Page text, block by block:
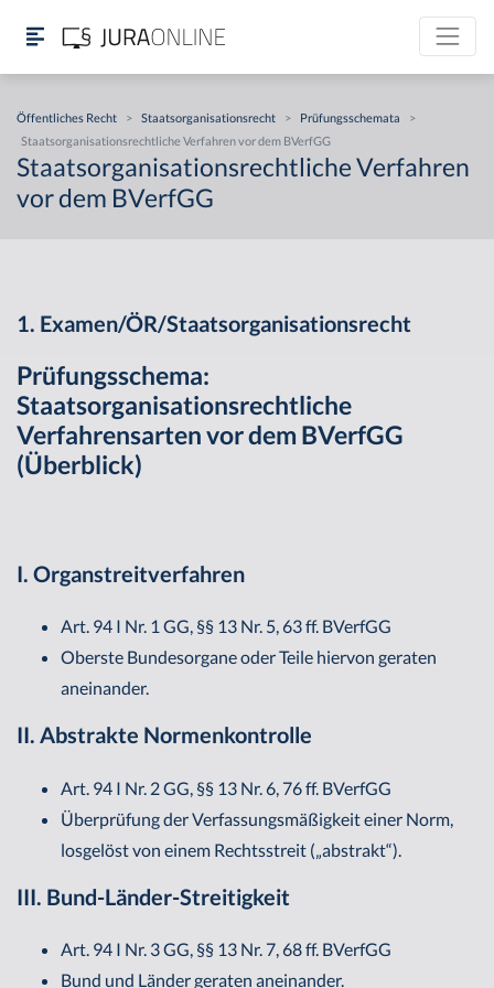
Öffentliches Recht > Staatsorganisationsrecht > Prüfungsschemata
>
Staatsorganisationsrechtliche Verfahren vor dem BVerfGG
Staatsorganisationsrechtliche Verfahren
vor dem BVerfGG
1. Examen/ÖR/Staatsorganisationsrecht
Prüfungsschema:
Staatsorganisationsrechtliche
Verfahrensarten vor dem BVerfGG
(Überblick)
I. Organstreitverfahren
Art. 94 I Nr. 1 GG, §§ 13 Nr. 5, 63 ff. BVerfGG
Oberste Bundesorgane oder Teile hiervon geraten
aneinander.
II. Abstrakte Normenkontrolle
Art. 94 I Nr. 2 GG, §§ 13 Nr. 6, 76 ff. BVerfGG
Überprüfung der Verfassungsmäßigkeit einer Norm,
losgelöst von einem Rechtsstreit („abstrakt“).
III. Bund-Länder-Streitigkeit
Art. 94 I Nr. 3 GG, §§ 13 Nr. 7, 68 ff. BVerfGG
Bund und Länder geraten aneinander.